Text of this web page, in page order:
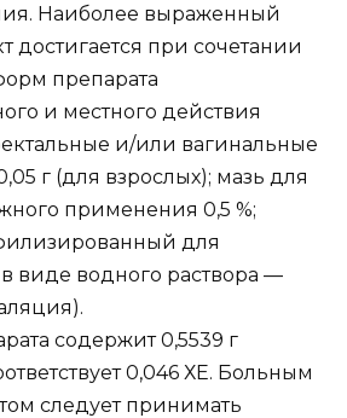
Наиболее выраженный
достигается при сочетании
препарата
и местного действия
и/или вагинальные
г (для взрослых); мазь для
применения 0,5 %;
для
в виде водного раствора —
содержит 0,5539 г
0,046 ХЕ. Больным
следует принимать